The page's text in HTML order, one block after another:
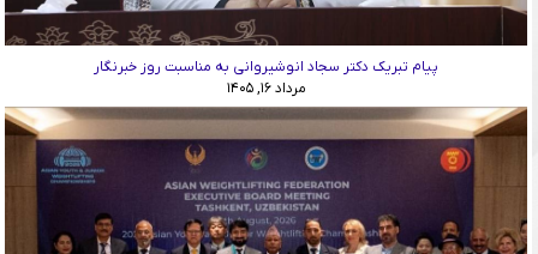
پیام تبریک دکتر سجاد انوشیروانی به مناسبت روز خبرنگار
مرداد ۱۶, ۱۴۰۵